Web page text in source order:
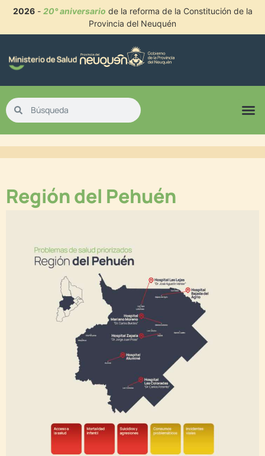
2026- 20° aniversario de la reforma de la Constitución de la
Provincia del Neuquén
Región del Pehuén